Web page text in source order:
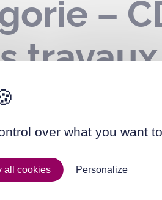
–
over what you want
all cookies Personalize